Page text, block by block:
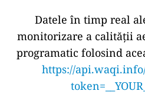
Datele în timp real
monitorizare a calității
programatic folosind
https://